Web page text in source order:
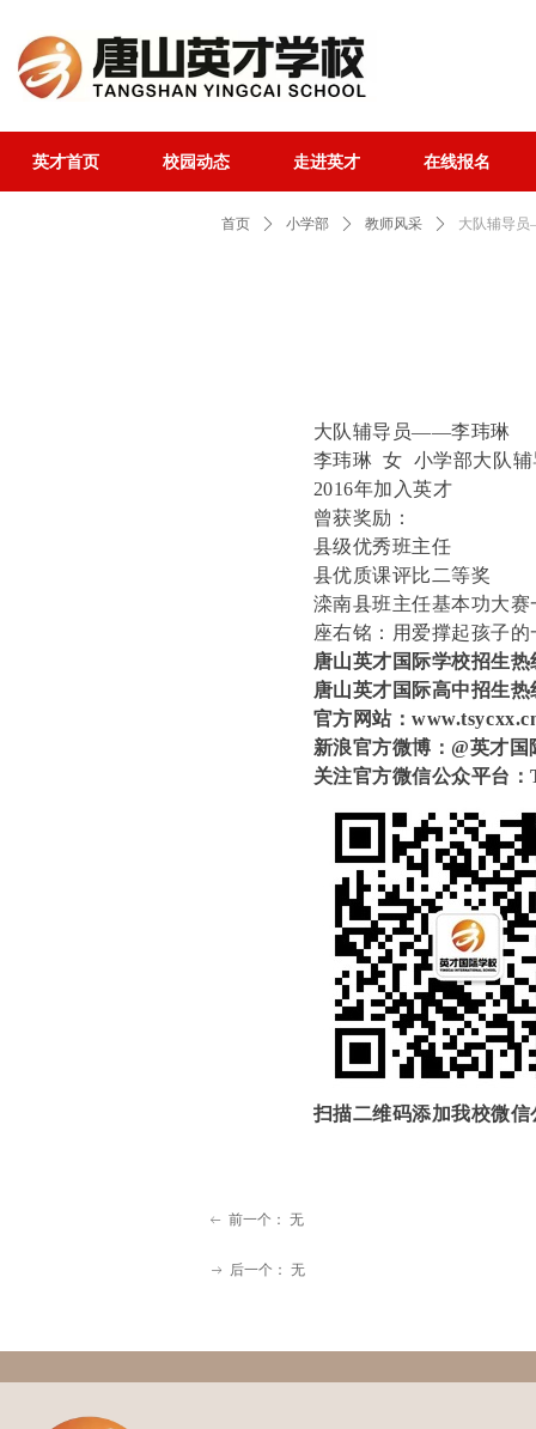
英才首页 校园动态
校园动态
走进英才
走进英才
在线报名
在线报名
首页 ꄲ 小学部 ꄲ 教师风采 ꄲ 大队辅导
大队辅导员——李玮琳
李玮琳 女 小学部大队辅
2016年加入英才
曾获奖励：
县级优秀班主任
县优质课评比二等奖
滦南县班主任基本功大赛
座右铭：用爱撑起孩子
唐山英才国际学校招生热
唐山英才国际高中招生热
官方网站：
新浪官方微博：@英才
关注官方微信公众平台
扫描二维码添加我校微信
ꂃ 前一个： 无
ꁹ 后一个： 无